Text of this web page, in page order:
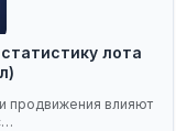
лота
продвижения влияют